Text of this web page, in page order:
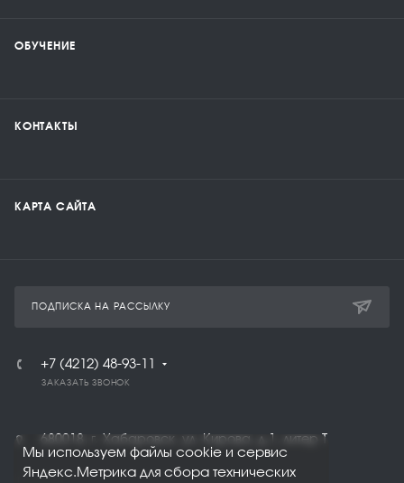
ОБУЧЕНИЕ
КОНТАКТЫ
КАРТА САЙТА
ПОДПИСКА НА РАССЫЛКУ
+7 (4212) 48-93-11
ЗАКАЗАТЬ ЗВОНОК
680018, г. Хабаровск, ул. Кирова, д.1, литер Т
Мы используем файлы cookie и сервис
Яндекс.Метрика для сбора технических